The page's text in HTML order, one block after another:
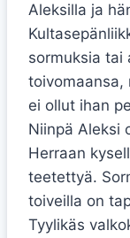
Aleksilla ja
sormuksia tai
toivomaansa,
ei ollut ihan
Niinpä Aleksi
Herraan
teetettyä.
toiveilla on
Tyylikäs